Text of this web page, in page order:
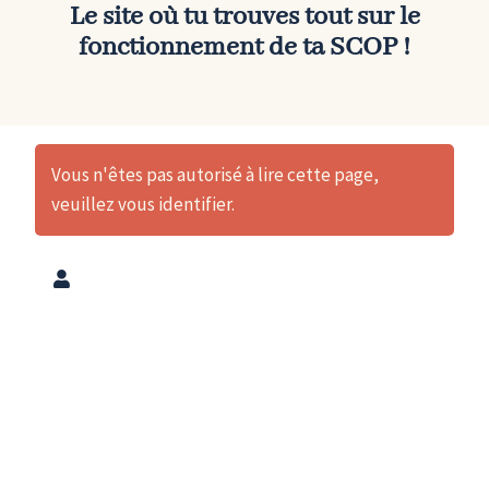
Le site où tu trouves tout sur le
fonctionnement deta SCOP!
Vous n'êtes pas autorisé à lire cette page,
veuillez vous identifier.